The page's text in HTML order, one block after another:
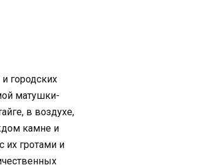
городских
матушки-
в воздухе,
камне и
их гротами и